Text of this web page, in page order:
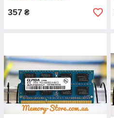
357 ₴